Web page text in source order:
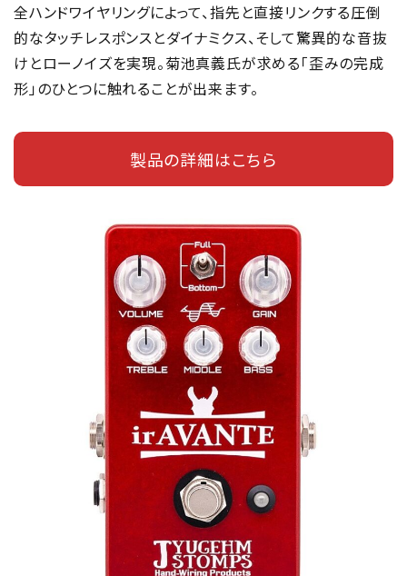
全ハンドワイヤリングによって、指先と直接リンクする圧倒
的なタッチレスポンスとダイナミクス、そして驚異的な音抜
けとローノイズを実現。菊池真義氏が求める「歪みの完成
形」のひとつに触れることが出来ます。
製品の詳細はこちら